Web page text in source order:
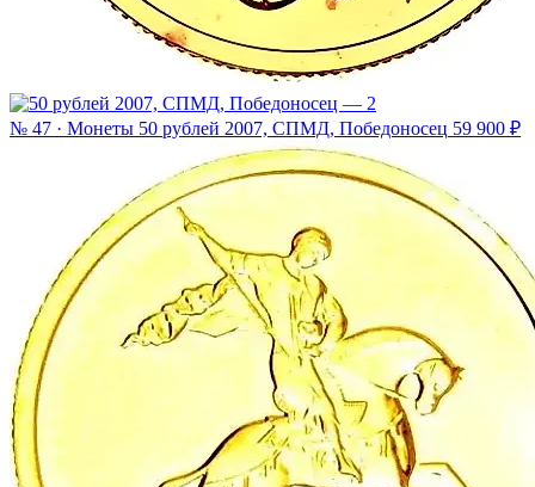
№ 47 · Монеты 50 рублей 2007, СПМД, Победоносец 59 900 ₽